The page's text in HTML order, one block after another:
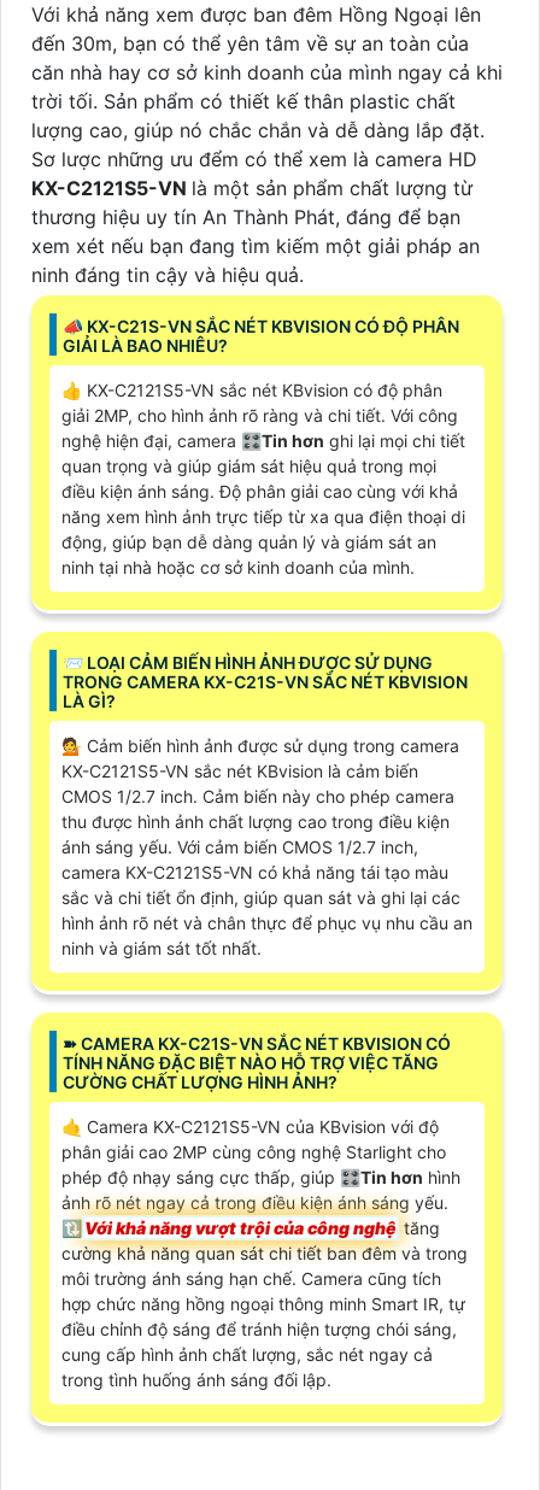
Với khả năng xem được ban đêm Hồng Ngoại lên
đến 30m, bạn có thể yên tâm về sự an toàn của
căn nhà hay cơ sở kinh doanh của mình ngay cả khi
trời tối. Sản phẩm có thiết kế thân plastic chất
lượng cao, giúp nó chắc chắn và dễ dàng lắp đặt.
Sơ lược những ưu đểm có thể xem là camera HD
KX-C2121S5-VN là một sản phẩm chất lượng từ
thương hiệu uy tín An Thành Phát, đáng để bạn
xem xét nếu bạn đang tìm kiếm một giải pháp an
ninh đáng tin cậy và hiệu quả.
📣 KX-C21S-VN SẮC NÉT KBVISION CÓ ĐỘ PHÂN
GIẢI LÀ BAO NHIÊU?
👍 KX-C2121S5-VN sắc nét KBvision có độ phân
giải 2MP, cho hình ảnh rõ ràng và chi tiết. Với công
nghệ hiện đại, camera 🎛Tin hơn ghi lại mọi chi tiết
quan trọng và giúp giám sát hiệu quả trong mọi
điều kiện ánh sáng. Độ phân giải cao cùng với khả
năng xem hình ảnh trực tiếp từ xa qua điện thoại di
động, giúp bạn dễ dàng quản lý và giám sát an
ninh tại nhà hoặc cơ sở kinh doanh của mình.
📨 LOẠI CẢM BIẾN HÌNH ẢNH ĐƯỢC SỬ DỤNG
TRONG CAMERA KX-C21S-VN SẮC NÉT KBVISION
LÀ GÌ?
💁 Cảm biến hình ảnh được sử dụng trong camera
KX-C2121S5-VN sắc nét KBvision là cảm biến
CMOS 1/2.7 inch. Cảm biến này cho phép camera
thu được hình ảnh chất lượng cao trong điều kiện
ánh sáng yếu. Với cảm biến CMOS 1/2.7 inch,
camera KX-C2121S5-VN có khả năng tái tạo màu
sắc và chi tiết ổn định, giúp quan sát và ghi lại các
hình ảnh rõ nét và chân thực để phục vụ nhu cầu an
ninh và giám sát tốt nhất.
➽ CAMERA KX-C21S-VN SẮC NÉT KBVISION CÓ
TÍNH NĂNG ĐẶC BIỆT NÀO HỖ TRỢ VIỆC TĂNG
CƯỜNG CHẤT LƯỢNG HÌNH ẢNH?
🤙 Camera KX-C2121S5-VN của KBvision với độ
phân giải cao 2MP cùng công nghệ Starlight cho
phép độ nhạy sáng cực thấp, giúp 🎛Tin hơn hình
ảnh rõ nét ngay cả trong điều kiện ánh sáng yếu.
🔃 Với khả năng vượt trội của công nghệ tăng
cường khả năng quan sát chi tiết ban đêm và trong
môi trường ánh sáng hạn chế. Camera cũng tích
hợp chức năng hồng ngoại thông minh Smart IR, tự
điều chỉnh độ sáng để tránh hiện tượng chói sáng,
cung cấp hình ảnh chất lượng, sắc nét ngay cả
trong tình huống ánh sáng đối lập.